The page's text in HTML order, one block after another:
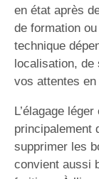
en état après
de formation
technique
localisation, de
vos attentes en
L’élagage
principalement
supprimer les
convient aussi